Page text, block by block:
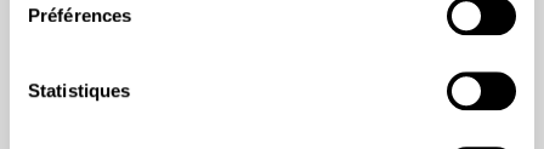
Préférences
Statistiques
Effet : Créer deux catégories de salariés
d’emploi, les autres vivant l’insécurité et